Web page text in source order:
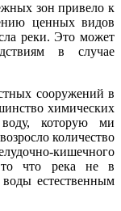
зон привело к
ценных видов
реки. Это может
в случае
сооружений в
химических
которую ми
количество
кишечного
то что река не в
воды естественным